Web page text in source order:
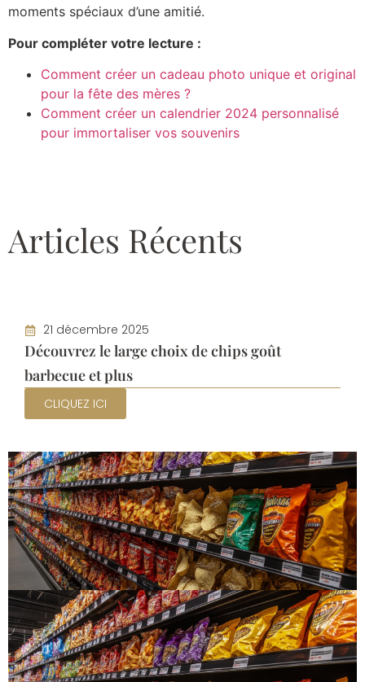
moments spéciaux d’une amitié.
Pour compléter votre lecture :
Comment créer un cadeau photo unique et original
pour la fête des mères ?
Comment créer un calendrier 2024 personnalisé
pour immortaliser vos souvenirs
Articles Récents
21 décembre 2025
Découvrez le large choix de chips goût
barbecue et plus
CLIQUEZ ICI